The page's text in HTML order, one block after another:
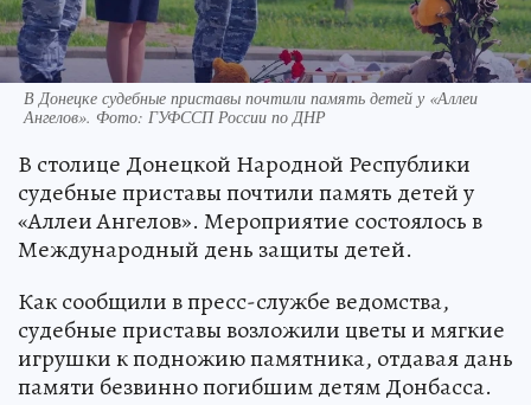
В Донецке судебные приставы почтили память детей у «Аллеи
Ангелов». Фото: ГУФССП России по ДНР
В столице Донецкой Народной Республики
судебные приставы почтили память детей у
«Аллеи Ангелов». Мероприятие состоялось в
Международный день защиты детей.
Как сообщили в пресс-службе ведомства,
судебные приставы возложили цветы и мягкие
игрушки к подножию памятника, отдавая дань
памяти безвинно погибшим детям Донбасса.